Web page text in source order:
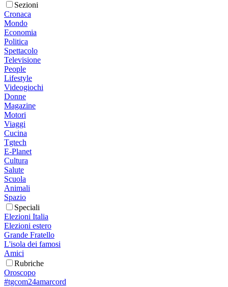
Sezioni
Cronaca
Mondo
Economia
Politica
Spettacolo
Televisione
People
Lifestyle
Videogiochi
Donne
Magazine
Motori
Viaggi
Cucina
Tgtech
E-Planet
Cultura
Salute
Scuola
Animali
Spazio
Speciali
Elezioni Italia
Elezioni estero
Grande Fratello
L'isola dei famosi
Amici
Rubriche
Oroscopo
#tgcom24amarcord